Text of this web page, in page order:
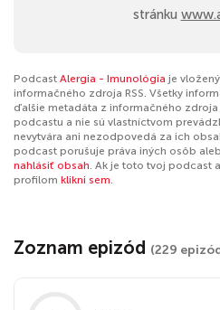
stránku
Podcast Alergia - Imunológia je
informačného zdroja RSS. Všetky
ďalšie metadáta z informačného zdroja
podcastu a nie sú vlastníctvom
nevytvára ani nezodpovedá za ich
podcast porušuje práva iných osôb
nahlásiť obsah. Ak je toto tvoj podcast
profilom klikni sem.
Zoznam epizód (229